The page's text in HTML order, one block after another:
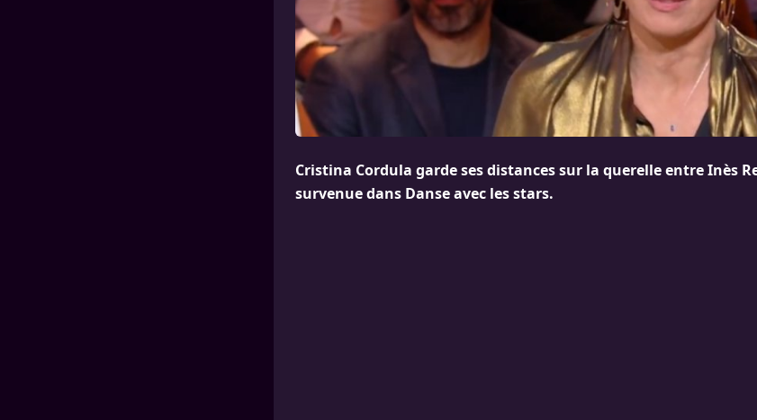
Cristina Cordula garde ses distances sur la querelle entre Inès
survenue dans Danse avec les stars.